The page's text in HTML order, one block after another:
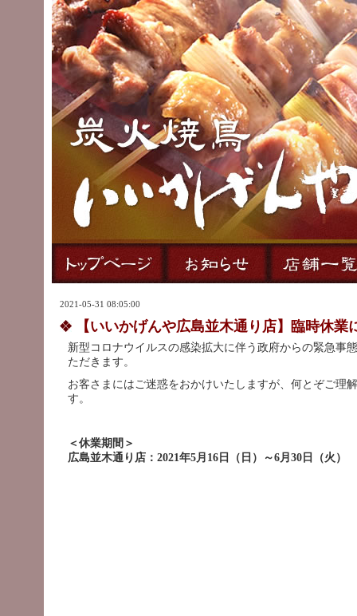
2021-05-31 08:05:00
【いいかげんや広島並木通り店】臨時休業
新型コロナウイルスの感染拡大に伴う政府からの緊急事
ただきます。
お客さまにはご迷惑をおかけいたしますが、何とぞご理
す。
＜休業期間＞
広島並木通り店：2021年5月16日（日）～6月30日（火）